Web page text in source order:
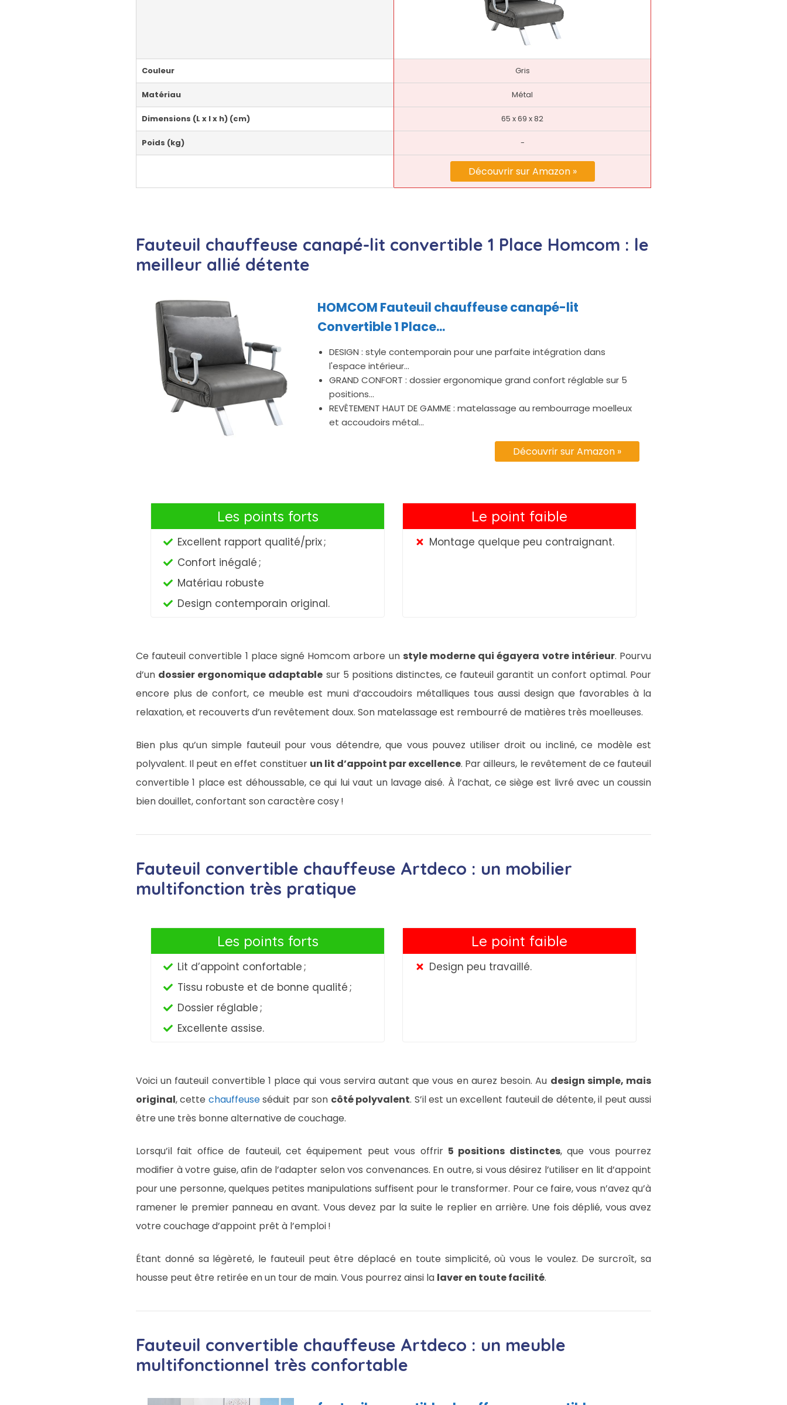
Couleur Gris
Matériau Métal
Dimensions (L x l x h) (cm) 65 x 69 x 82
Poids (kg) -
Découvrir sur Amazon »
Fauteuil chauffeuse canapé-lit convertible 1 Place Homcom : le
meilleur allié détente
HOMCOM Fauteuil chauffeuse canapé-lit
Convertible 1 Place...
DESIGN : style contemporain pour une parfaite intégration dans
l'espace intérieur...
GRAND CONFORT : dossier ergonomique grand confort réglable sur 5
positions...
REVÊTEMENT HAUT DE GAMME : matelassage au rembourrage moelleux
et accoudoirs métal...
Découvrir sur Amazon »
Les points forts
Excellent rapport qualité/prix ;
Confort inégalé ;
Matériau robuste
Design contemporain original.
Le point faible
Montage quelque peu contraignant.
Ce fauteuil convertible 1 place signé Homcom arbore un style moderne qui égayera votre intérieur. Pourvu
d’un dossier ergonomique adaptable sur 5 positions distinctes, ce fauteuil garantit un confort optimal. Pour
encore plus de confort, ce meuble est muni d’accoudoirs métalliques tous aussi design que favorables à la
relaxation, et recouverts d’un revêtement doux. Son matelassage est rembourré de matières très moelleuses.
Bien plus qu’un simple fauteuil pour vous détendre, que vous pouvez utiliser droit ou incliné, ce modèle est
polyvalent. Il peut en effet constituer un lit d’appoint par excellence. Par ailleurs, le revêtement de ce fauteuil
convertible 1 place est déhoussable, ce qui lui vaut un lavage aisé. À l’achat, ce siège est livré avec un coussin
bien douillet, confortant son caractère cosy !
Fauteuil convertible chauffeuse Artdeco : un mobilier
multifonction très pratique
Les points forts
Lit d’appoint confortable ;
Tissu robuste et de bonne qualité ;
Dossier réglable ;
Excellente assise.
Le point faible
Design peu travaillé.
Voici un fauteuil convertible 1 place qui vous servira autant que vous en aurez besoin. Au design simple, mais
original, cette chauffeuseséduit par son côté polyvalent. S’il est un excellent fauteuil de détente, il peut aussi
être une très bonne alternative de couchage.
Lorsqu’il fait office de fauteuil, cet équipement peut vous offrir 5 positions distinctes, que vous pourrez
modifier à votre guise, afin de l’adapter selon vos convenances. En outre, si vous désirez l’utiliser en lit d’appoint
pour une personne, quelques petites manipulations suffisent pour le transformer. Pour ce faire, vous n’avez qu’à
ramener le premier panneau en avant. Vous devez par la suite le replier en arrière. Une fois déplié, vous avez
votre couchage d’appoint prêt à l’emploi !
Étant donné sa légèreté, le fauteuil peut être déplacé en toute simplicité, où vous le voulez. De surcroît, sa
housse peut être retirée en un tour de main. Vous pourrez ainsi la laver en toute facilité.
Fauteuil convertible chauffeuse Artdeco : un meuble
multifonctionnel très confortable